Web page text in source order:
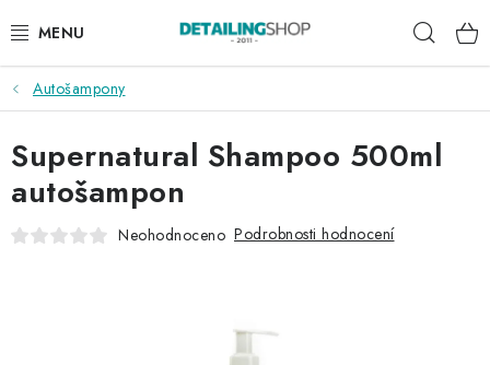
na
AKCE
NOVINKY
EXTERIÉR
Autošampony
Supernatural Shampoo 500ml
autošampon
Neohodnoceno Podrobnosti hodnocení